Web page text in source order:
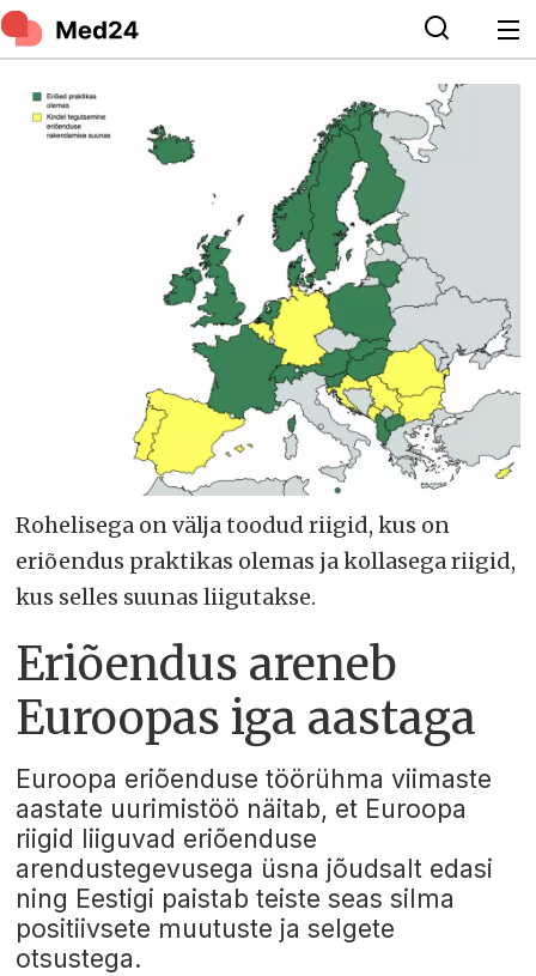
Rohelisega on välja toodud riigid, kus on
eriõendus praktikas olemas ja kollasega riigid,
kus selles suunas liigutakse.
Eriõendus areneb
Euroopas iga aastaga
Euroopa eriõenduse töörühma viimaste
aastate uurimistöö näitab, et Euroopa
riigid liiguvad eriõenduse
arendustegevusega üsna jõudsalt edasi
ning Eestigi paistab teiste seas silma
positiivsete muutuste ja selgete
otsustega.